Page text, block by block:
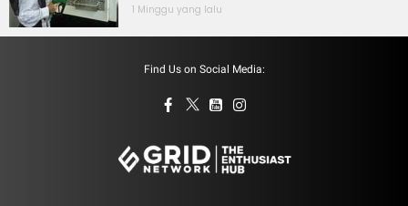
1 Minggu yang lalu
Find Us on Social Media: